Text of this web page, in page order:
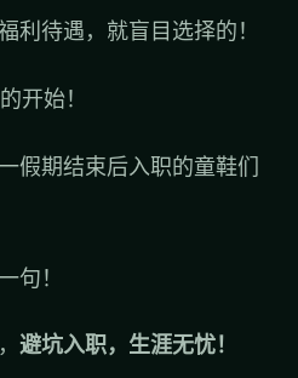
利待遇，就盲目选择的！
开始！
假期结束后入职的童鞋们
句！
避坑入职，生涯无忧！